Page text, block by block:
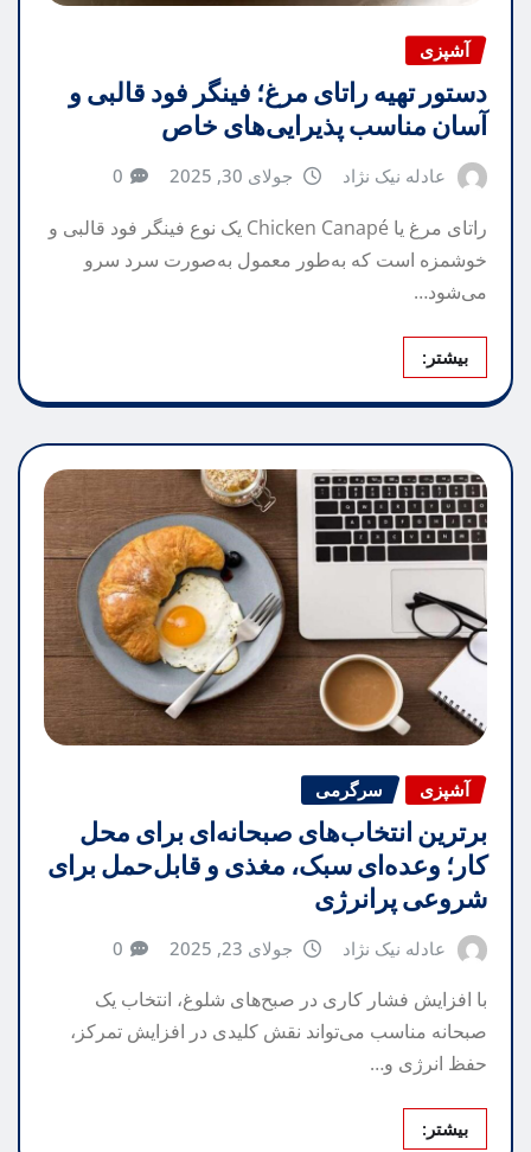
آشپزی
دستور تهیه راتای مرغ؛ فینگر فود قالبی و
آسان مناسب پذیرایی‌های خاص
عادله نیک نژاد جولای 30, 2025 0
راتای مرغ یا Chicken Canapé یک نوع فینگر فود قالبی و
خوشمزه است که به‌طور معمول به‌صورت سرد سرو
می‌شود…
بیشتر:
آشپزی سرگرمی
برترین انتخاب‌های صبحانه‌ای برای محل
کار؛ وعده‌ای سبک، مغذی و قابل‌حمل برای
شروعی پرانرژی
عادله نیک نژاد جولای 23, 2025 0
با افزایش فشار کاری در صبح‌های شلوغ، انتخاب یک
صبحانه مناسب می‌تواند نقش کلیدی در افزایش تمرکز،
حفظ انرژی و…
بیشتر: